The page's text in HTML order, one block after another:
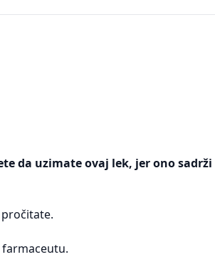
da uzimate ovaj lek, jer ono